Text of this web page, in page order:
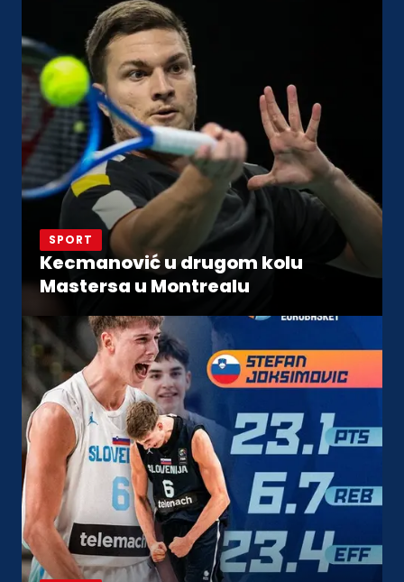
SPORT
Kecmanović u drugom kolu
Mastersa u Montrealu